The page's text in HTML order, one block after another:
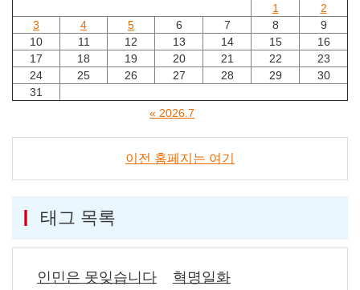
1
2
3
4 5 6 7 8
9
10
11 12 13 14 15
16
17
18 19 20 21 22
23
24
25 26 27 28 29
30
31
« 2026.7
이전 홈페지는 여기
태그 목록
인민은 못잊습니다
혁명일화